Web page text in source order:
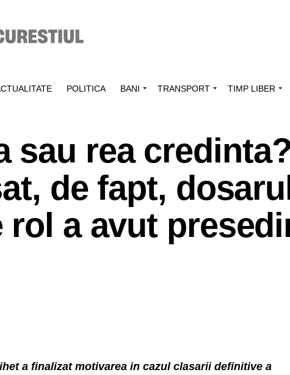
POLITICA BANI TRANSPORT TIMP LIBER
sau rea
de fapt,
rol a avut
a finalizat motivarea in cazul clasarii definitive a